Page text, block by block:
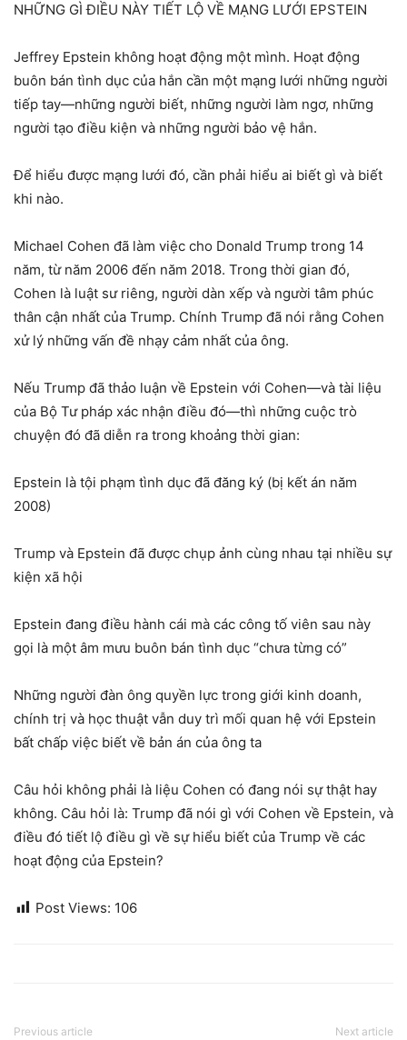
NHỮNG GÌ ĐIỀU NÀY TIẾT LỘ VỀ MẠNG LƯỚI EPSTEIN
Jeffrey Epstein không hoạt động một mình. Hoạt động
buôn bán tình dục của hắn cần một mạng lưới những người
tiếp tay—những người biết, những người làm ngơ, những
người tạo điều kiện và những người bảo vệ hắn.
Để hiểu được mạng lưới đó, cần phải hiểu ai biết gì và biết
khi nào.
Michael Cohen đã làm việc cho Donald Trump trong 14
năm, từ năm 2006 đến năm 2018. Trong thời gian đó,
Cohen là luật sư riêng, người dàn xếp và người tâm phúc
thân cận nhất của Trump. Chính Trump đã nói rằng Cohen
xử lý những vấn đề nhạy cảm nhất của ông.
Nếu Trump đã thảo luận về Epstein với Cohen—và tài liệu
của Bộ Tư pháp xác nhận điều đó—thì những cuộc trò
chuyện đó đã diễn ra trong khoảng thời gian:
Epstein là tội phạm tình dục đã đăng ký (bị kết án năm
2008)
Trump và Epstein đã được chụp ảnh cùng nhau tại nhiều sự
kiện xã hội
Epstein đang điều hành cái mà các công tố viên sau này
gọi là một âm mưu buôn bán tình dục “chưa từng có”
Những người đàn ông quyền lực trong giới kinh doanh,
chính trị và học thuật vẫn duy trì mối quan hệ với Epstein
bất chấp việc biết về bản án của ông ta
Câu hỏi không phải là liệu Cohen có đang nói sự thật hay
không. Câu hỏi là: Trump đã nói gì với Cohen về Epstein, và
điều đó tiết lộ điều gì về sự hiểu biết của Trump về các
hoạt động của Epstein?
Post Views: 106
Previous article Next article